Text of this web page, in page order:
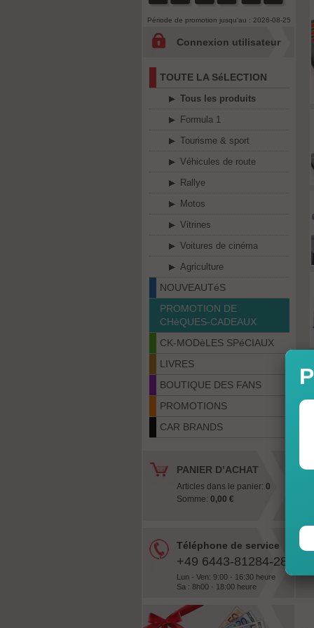
Période de promotion jusqu'au : 2026-08-25
Connexion utilisateur
TOUTE LA SéLECTION
Tous les produits
Formula 1
Tourisme & sport
Véhicules de route
Rallye
Motos
Vitrines
Voitures de cinéma
Agriculture
NOUVEAUTéS
PROMOTION DE
CHèQUES-CADEAUX
CK-MODèLES SPéCIAUX
LIVRES
BOUTIQUE DES FANS
PROMOTIONS
CAR BRANDS
PANIER D’ACHAT
Articles dans le panier: 0
Somme: 0,00 €
Téléphone de service
+49 6443-81284-28
Lun - Ven: 9:00 - 16:30 heure
Sa : 8h00 - 18:00 heure